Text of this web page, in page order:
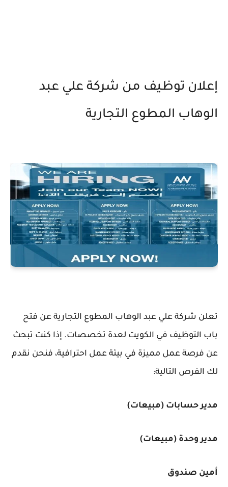
إعلان توظيف من شركة علي عبد
الوهاب المطوع التجارية
تعلن شركة علي عبد الوهاب المطوع التجارية عن فتح
باب التوظيف في الكويت لعدة تخصصات. إذا كنت تبحث
عن فرصة عمل مميزة في بيئة عمل احترافية، فنحن نقدم
لك الفرص التالية:
مدير حسابات (مبيعات)
مدير وحدة (مبيعات)
أمين صندوق